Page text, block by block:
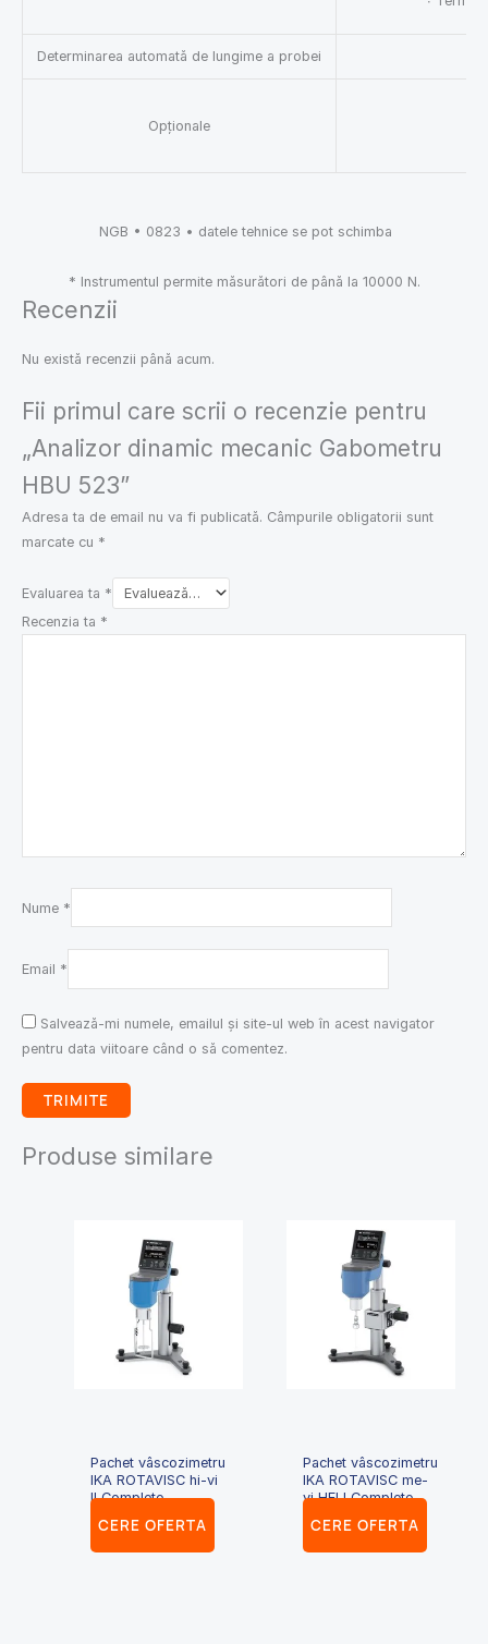
Determinarea automată de lungime a probei
Opționale
NGB • 0823 • datele tehnice se pot schimba
* Instrumentul permite măsurători de până la 10000 N.
Recenzii
Nu există recenzii până acum.
Fii primul care scrii o recenzie pentru
„Analizor dinamic mecanic Gabometru
HBU 523”
Adresa ta de email nu va fi publicată. Câmpurile obligatorii sunt
marcate cu *
Evaluarea ta *
Recenzia ta *
Nume *
Email *
Salvează-mi numele, emailul și site-ul web în acest navigator
pentru data viitoare când o să comentez.
Produse similare
Pachet vâscozimetru
IKA ROTAVISC hi-vi
II Complete
CERE OFERTA
Pachet vâscozimetru
IKA ROTAVISC me-
vi HELI Complete
CERE OFERTA